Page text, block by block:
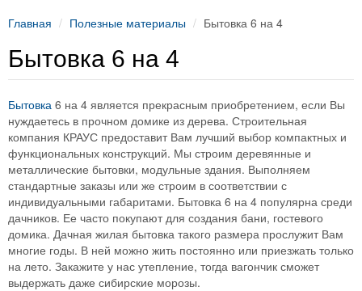
Главная Полезные материалы Бытовка 6 на 4
Бытовка 6 на 4
Бытовка 6 на 4 является прекрасным приобретением, если Вы
нуждаетесь в прочном домике из дерева. Строительная
компания КРАУС предоставит Вам лучший выбор компактных и
функциональных конструкций. Мы строим деревянные и
металлические бытовки, модульные здания. Выполняем
стандартные заказы или же строим в соответствии с
индивидуальными габаритами. Бытовка 6 на 4 популярна среди
дачников. Ее часто покупают для создания бани, гостевого
домика. Дачная жилая бытовка такого размера прослужит Вам
многие годы. В ней можно жить постоянно или приезжать только
на лето. Закажите у нас утепление, тогда вагончик сможет
выдержать даже сибирские морозы.